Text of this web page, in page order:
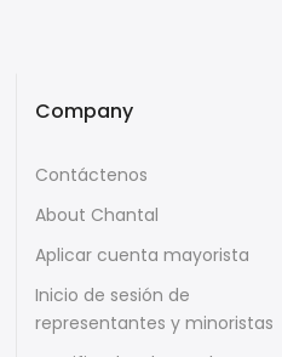
Company
Contáctenos
About Chantal
Aplicar cuenta mayorista
Inicio de sesión de
representantes y minoristas